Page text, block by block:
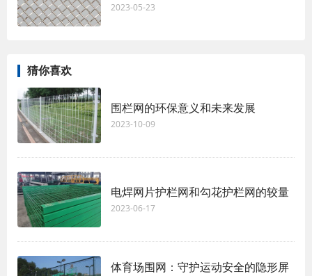
2023-05-23
猜你喜欢
围栏网的环保意义和未来发展
2023-10-09
电焊网片护栏网和勾花护栏网的较量
2023-06-17
体育场围网：守护运动安全的隐形屏